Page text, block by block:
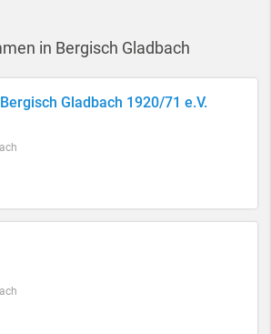
in Bergisch Gladbach
Gladbach 1920/71 e.V.